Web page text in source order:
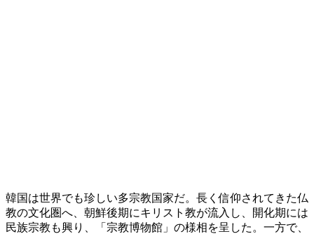
韓国は世界でも珍しい多宗教国家だ。長く信仰されてきた仏
教の文化圏へ、朝鮮後期にキリスト教が流入し、開化期には
民族宗教も興り、「宗教博物館」の様相を呈した。一方で、